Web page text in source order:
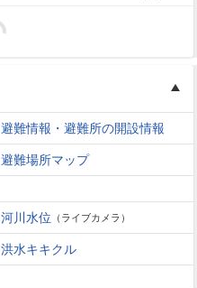
避難情報・避難所の開設情報
避難場所マップ
河川水位 （ライブカメラ）
洪水キキクル